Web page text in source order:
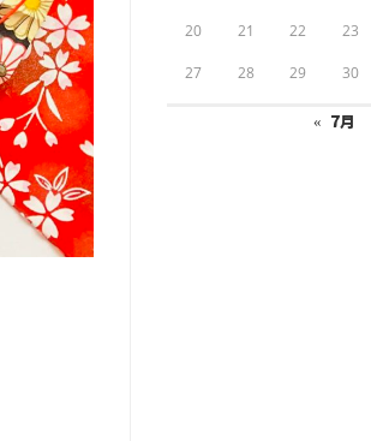
20 21 22 23
27 28 29 30
« 7月